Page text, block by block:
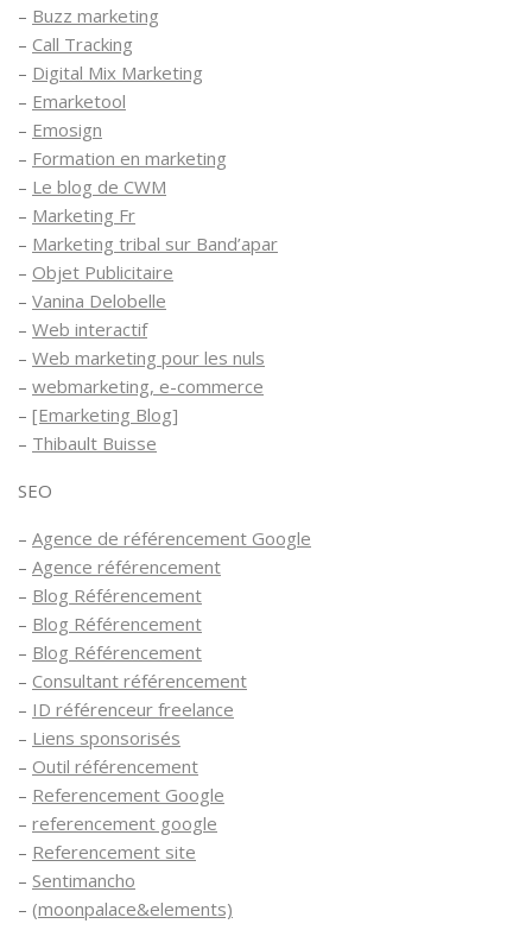
– Buzz marketing
– Call Tracking
– Digital Mix Marketing
– Emarketool
– Emosign
– Formation en marketing
– Le blog de CWM
– Marketing Fr
– Marketing tribal sur Band’apar
– Objet Publicitaire
– Vanina Delobelle
– Web interactif
– Web marketing pour les nuls
– webmarketing, e-commerce
– [Emarketing Blog]
– Thibault Buisse
SEO
– Agence de référencement Google
– Agence référencement
– Blog Référencement
– Blog Référencement
– Blog Référencement
– Consultant référencement
– ID référenceur freelance
– Liens sponsorisés
– Outil référencement
– Referencement Google
– referencement google
– Referencement site
– Sentimancho
– (moonpalace&elements)